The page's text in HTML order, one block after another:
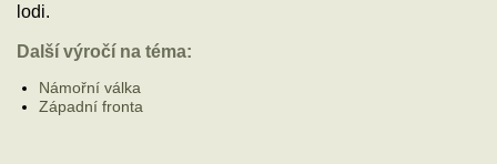
lodi.
Další výročí na téma:
Námořní válka
Západní fronta